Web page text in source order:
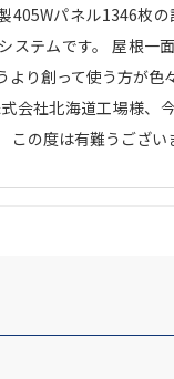
405Wパネル1346枚
ステムです。 屋根一
より創って使う方が色
会社北海道工場様、
この度は有難うござい